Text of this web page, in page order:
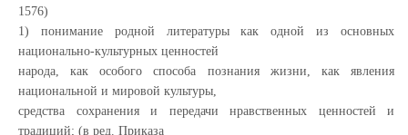
1576)
1) понимание родной литературы как одной из основных
национально-культурных ценностей
народа, как особого способа познания жизни, как явления
национальной и мировой культуры,
средства сохранения и передачи нравственных ценностей и
традиций; (в ред. Приказа